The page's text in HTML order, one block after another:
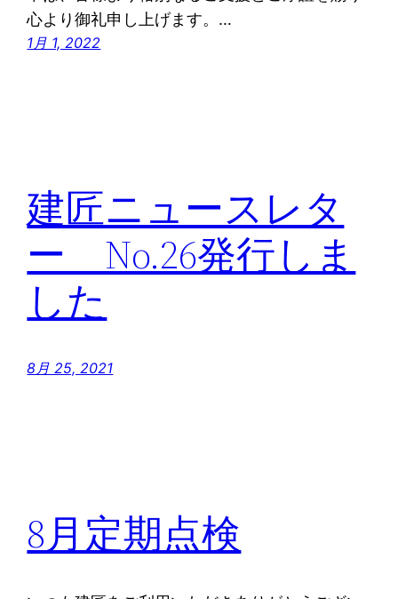
心より御礼申し上げます。…
1月 1, 2022
建匠ニュースレタ
ー No.26発行しま
した
8月 25, 2021
8月定期点検